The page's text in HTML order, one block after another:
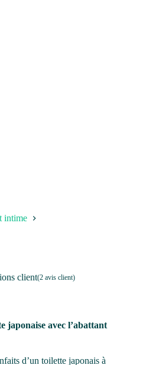
intime
client(2 avis client)
japonaise avec l’abattant
d’un toilette japonais à